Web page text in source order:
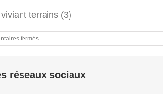
terrains (3)
ferméssur
propriete
–
réseaux sociaux